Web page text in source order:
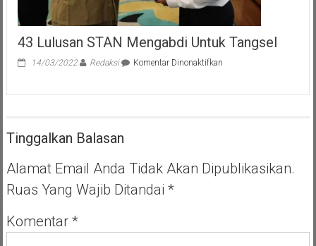
43 Lulusan STAN Mengabdi Untuk Tangsel
14/03/2022 Redaksi Komentar Dinonaktifkanpada
Tinggalkan Balasan
Alamat Email Anda Tidak Akan Dipublikasikan.
Ruas Yang Wajib Ditandai *
Komentar *